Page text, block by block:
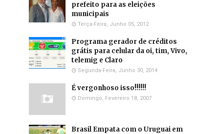
prefeito para as eleições
municipais
Terça-Feira, Junho 05, 2012
Programa gerador de créditos
grátis para celular da oi, tim, Vivo,
telemig e Claro
Segunda-Feira, Junho 30, 2014
É vergonhoso isso!!!!!!
Domingo, Fevereiro 18, 2007
Brasil Empata com o Uruguai em